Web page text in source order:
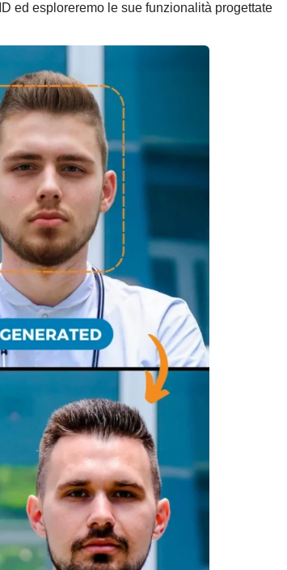
ed esploreremo le sue funzionalità progettate